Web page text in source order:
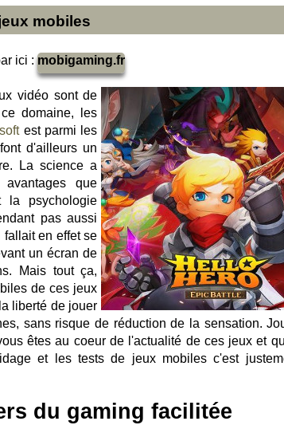
mobiles
ici :mobigaming.fr
vidéo sont de
domaine, les
est parmi les
d'ailleurs un
La science a
que
psychologie
pas aussi
fallait en effet se
un écran de
Mais tout ça,
de ces jeux
liberté de jouer
sans risque de réduction de la sensation.
êtes au coeur de l'actualité de ces jeux et
et les tests de jeux mobiles c'est
du gaming facilitée